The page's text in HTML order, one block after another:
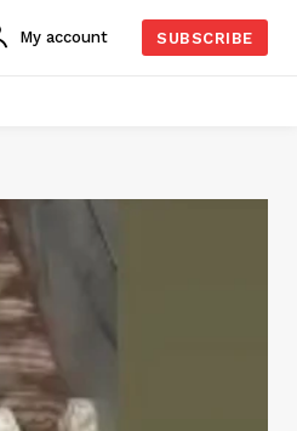
My account SUBSCRIBE